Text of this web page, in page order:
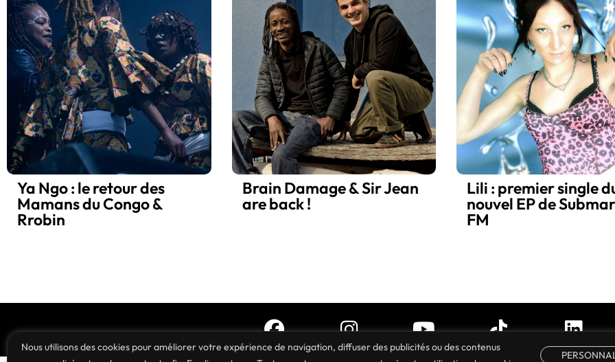
Nous utilisons des cookies pour améliorer votre expérience de navigation, diffuser des publicités ou des contenus
Ya Ngo : le retour des
Mamans du Congo &
Rrobin
Brain Damage & Sir Jean
are back !
Lili : premier single
nouvel EP de
FM